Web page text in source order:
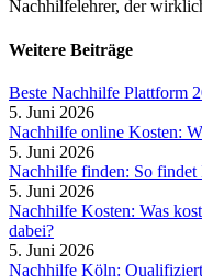
Nachhilfelehrer, der
Weitere Beiträge
Beste Nachhilfe Plattform
5. Juni 2026
Nachhilfe online Kosten:
5. Juni 2026
Nachhilfe finden: So
5. Juni 2026
Nachhilfe Kosten: Was
dabei?
5. Juni 2026
Nachhilfe Köln: